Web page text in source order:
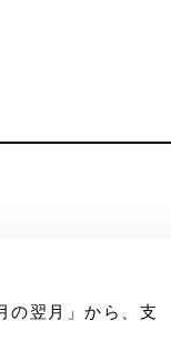
の翌月」から、支